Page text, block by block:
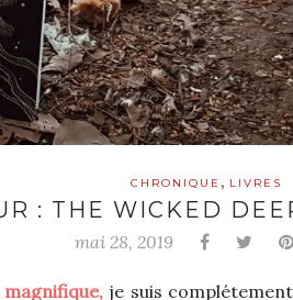
CHRONIQUE , LIVRES
: THE WICKED
mai 28, 2019
je suis